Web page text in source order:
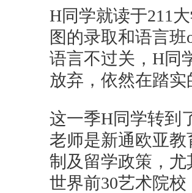
H同学就读于211
图的录取和语言
语言不过关，H同
放弃，依然在踏
这一季H同学转到
老师是新通欧亚
制及留学政策，
世界前30艺术院